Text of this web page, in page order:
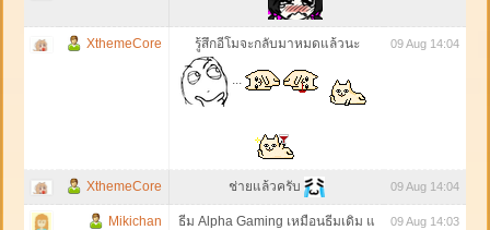
XthemeCore รู้สึกอีโมจะกลับมาหมดแล้วนะ 09 Aug 14:04
XthemeCore ช่ายแล้วครับ 09 Aug 14:04
Mikichan ธีม Alpha Gaming เหมือนธีมเดิม แ 09 Aug 14:03